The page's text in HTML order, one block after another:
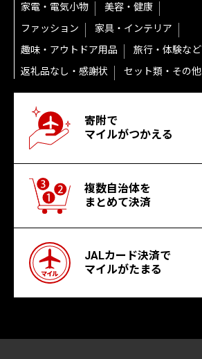
家電・電気小物
美容・健康
ファッション
家具・インテリア
趣味・アウトドア用品
旅行・体験など
返礼品なし・感謝状
セット類・その他
寄附で
マイルがつかえる
複数自治体を
まとめて決済
JALカード決済で
マイルがたまる